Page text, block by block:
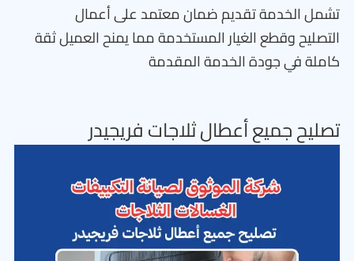
تشمل الخدمة تقديم ضمان معتمد على أعمال
التصليح وقطع الغيار المستخدمة مما يمنح العميل ثقة
كاملة في جودة الخدمة المقدمة
تصليح جميع أعطال ثلاجات فريجيدر